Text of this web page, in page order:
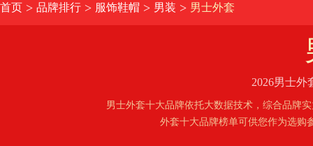
首页 > 品牌排行 > 服饰鞋帽 > 男装 > 男士外套
2026男士
男士外套十大品牌依托大数据技术，综合品牌
外套十大品牌榜单可供您作为选购